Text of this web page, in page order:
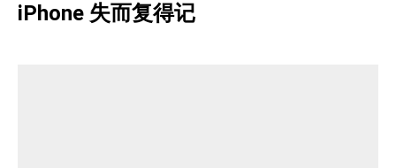
iPhone 失而复得记